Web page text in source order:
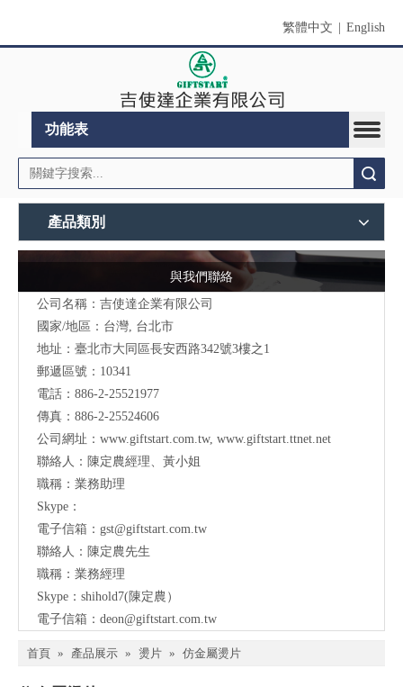
繁體中文 English
功能表
產品類別
與我們聯絡
公司名稱：吉使達企業有限公司
國家/地區：台灣, 台北市
地址：臺北市大同區長安西路342號3樓之1
郵遞區號：10341
電話：886-2-25521977
傳真：886-2-25524606
公司網址： www.giftstart.com.tw, www.giftstart.ttnet.net
聯絡人：陳定農經理、黃小姐
職稱：業務助理
Skype：
電子信箱： gst@giftstart.com.tw
聯絡人：陳定農先生
職稱：業務經理
Skype：shihold7(陳定農）
電子信箱： deon@giftstart.com.tw
首頁 » 產品展示 » 燙片 » 仿金屬燙片